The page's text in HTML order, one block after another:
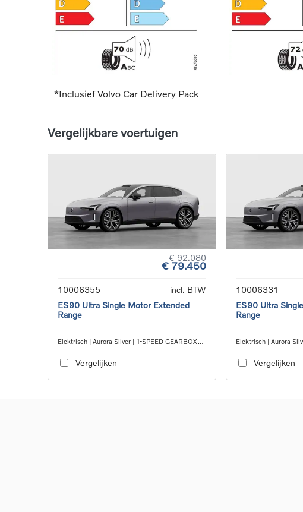
*Inclusief Volvo Car Delivery Pack
Vergelijkbare voertuigen
€ 92.080
€ 79.450
10006355
incl. BTW
ES90 Ultra Single Motor Extended
Range
Elektrisch | Aurora Silver | 1-SPEED GEARBOX
Vergelijken
10006331
ES90 Ultra
Range
Elektrisch | Aurora
Vergelijken